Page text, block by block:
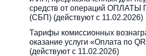
средств от операций ОПЛАТЫ
(СБП) (действуют с 11.02.2026)
Тарифы комиссионных
оказание услуги «Оплата по
(действуют с 11.02.2026)